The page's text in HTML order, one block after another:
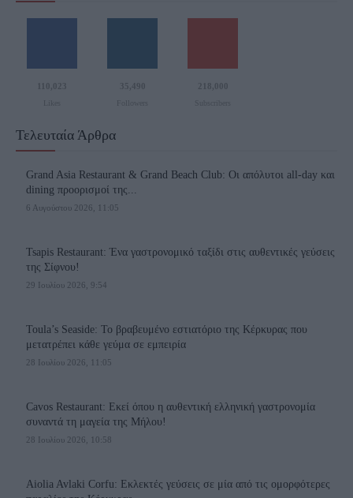
110,023 35,490 218,000
Τελευταία Άρθρα
Grand Asia Restaurant & Grand Beach Club: Οι απόλυτοι all-day και
dining προορισμοί της...
6 Αυγούστου 2026, 11:05
Tsapis Restaurant: Ένα γαστρονομικό ταξίδι στις αυθεντικές γεύσεις
της Σίφνου!
29 Ιουλίου 2026, 9:54
Toula’s Seaside: Το βραβευμένο εστιατόριο της Κέρκυρας που
μετατρέπει κάθε γεύμα σε εμπειρία
28 Ιουλίου 2026, 11:05
Cavos Restaurant: Εκεί όπου η αυθεντική ελληνική γαστρονομία
συναντά τη μαγεία της Μήλου!
28 Ιουλίου 2026, 10:58
Aiolia Avlaki Corfu: Εκλεκτές γεύσεις σε μία από τις ομορφότερες